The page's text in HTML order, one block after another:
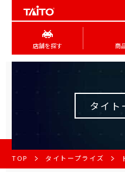
店舗を探す 商
タイト
TOP タイトープライズ